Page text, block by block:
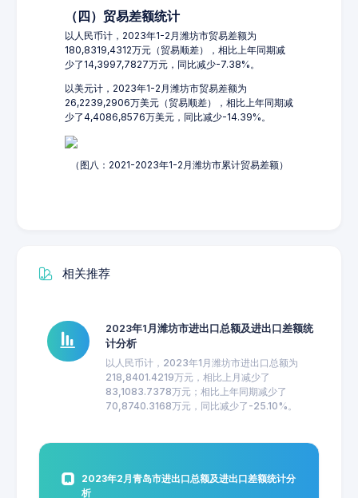
（四）贸易差额统计
以人民币计，2023年1-2月潍坊市贸易差额为
180,8319,4312万元（贸易顺差），相比上年同期减
少了14,3997,7827万元，同比减少-7.38%。
以美元计，2023年1-2月潍坊市贸易差额为
26,2239,2906万美元（贸易顺差），相比上年同期减
少了4,4086,8576万美元，同比减少-14.39%。
（图八：2021-2023年1-2月潍坊市累计贸易差额）
相关推荐
2023年1月潍坊市进出口总额及进出口差额统
计分析
以人民币计，2023年1月潍坊市进出口总额为
218,8401.4219万元，相比上月减少了
83,1083.7378万元；相比上年同期减少了
70,8740.3168万元，同比减少了-25.10%。
2023年2月青岛市进出口总额及进出口差额统计分
析